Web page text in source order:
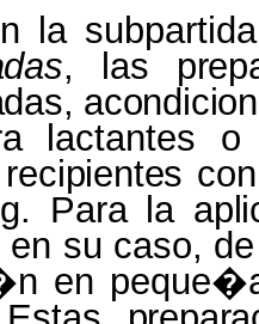
la subpartida
, las
,
lactantes
recipientes con
g. Para la
en su caso, de
en